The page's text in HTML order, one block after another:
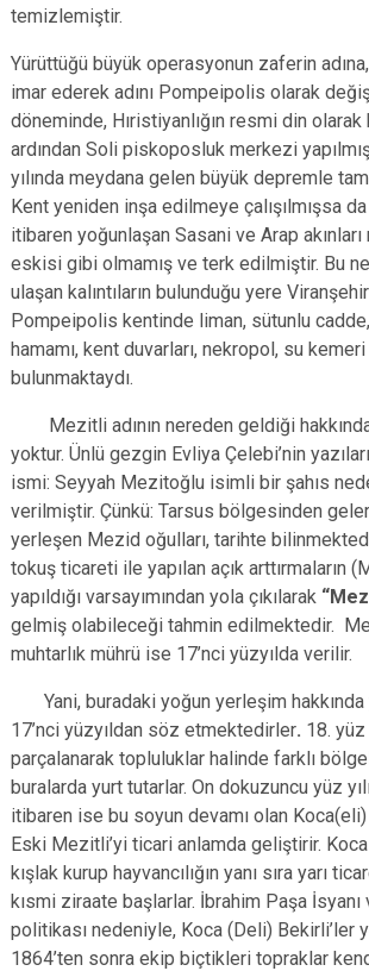
temizlemiştir.
Yürüttüğü büyük operasyonun zaferin
imar ederek adını Pompeipolis olarak
döneminde, Hıristiyanlığın resmi din
ardından Soli piskoposluk merkezi
yılında meydana gelen büyük depremle
Kent yeniden inşa edilmeye çalışılmışsa
itibaren yoğunlaşan Sasani ve Arap
eskisi gibi olmamış ve terk edilmiştir. Bu
ulaşan kalıntıların bulunduğu yere
Pompeipolis kentinde liman, sütunlu
hamamı, kent duvarları, nekropol, su
bulunmaktaydı.
Mezitli adının nereden geldiği
yoktur. Ünlü gezgin Evliya Çelebi’nin
ismi: Seyyah Mezitoğlu isimli bir şahıs
verilmiştir. Çünkü: Tarsus bölgesinden
yerleşen Mezid oğulları, tarihte
tokuş ticareti ile yapılan açık arttırmaların
yapıldığı varsayımından yola çıkılarak
gelmiş olabileceği tahmin edilmektedir.
muhtarlık mührü ise 17’nci yüzyılda verilir.
Yani, buradaki yoğun yerleşim hakkında
17’nci yüzyıldan söz etmektedirler. 18. yüz
parçalanarak topluluklar halinde farklı
buralarda yurt tutarlar. On dokuzuncu yüz
itibaren ise bu soyun devamı olan
Eski Mezitli’yi ticari anlamda geliştirir.
kışlak kurup hayvancılığın yanı sıra yarı
kısmi ziraate başlarlar. İbrahim Paşa İsyanı
politikası nedeniyle, Koca (Deli) Bekirli’ler
1864’ten sonra ekip biçtikleri topraklar